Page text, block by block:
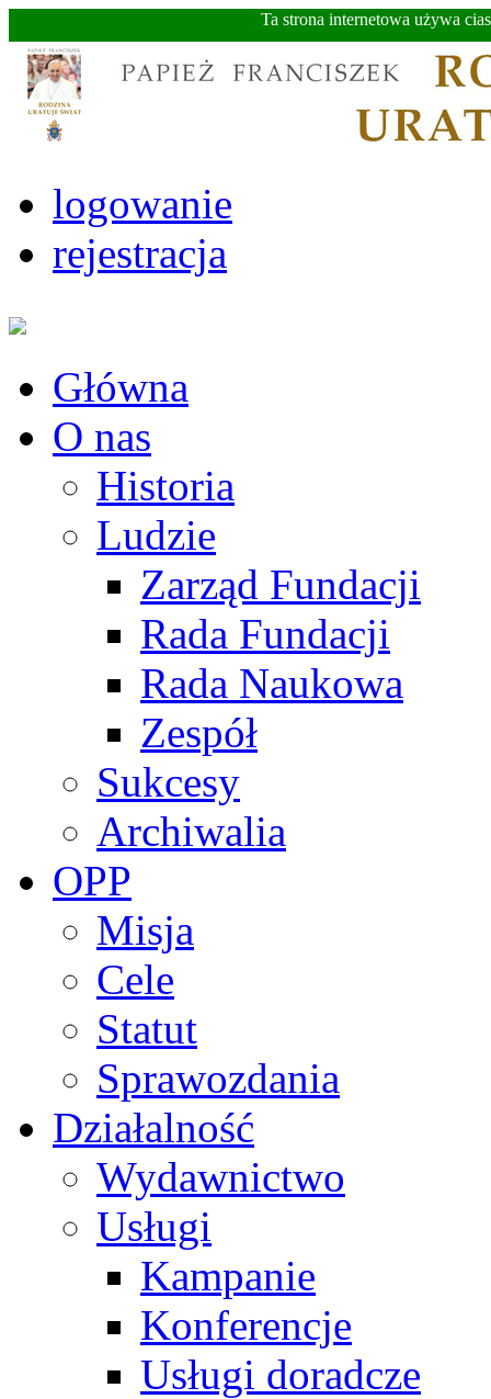
Ta strona internetowa używa
logowanie
rejestracja
Główna
O nas
Historia
Ludzie
Zarząd Fundacji
Rada Fundacji
Rada Naukowa
Zespół
Sukcesy
Archiwalia
OPP
Misja
Cele
Statut
Sprawozdania
Działalność
Wydawnictwo
Usługi
Kampanie
Konferencje
Usługi doradcze